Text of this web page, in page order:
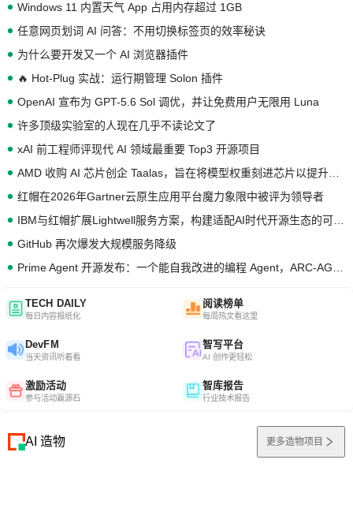
Windows 11 内置天气 App 占用内存超过 1GB
任意网页划词 AI 问答：不用切换标签页的效率秘诀
为什么要开发又一个 AI 浏览器插件
🔥 Hot-Plug 实战：运行期管理 Solon 插件
OpenAI 宣布为 GPT-5.6 Sol 调优，并让免费用户无限用 Luna
许多顶级实验室的人现在几乎不读论文了
xAI 前工程师评现代 AI 领域最重要 Top3 开源项目
红帽在2026年Gartner云原生应用平台魔力象限中被评为领导者
GitHub 再次爆发大规模服务降级
TECH DAILY
每日内容报纸化
阅读榜单
每周热文看这里
DevFM
当天资讯听着看
智写平台
AI 创作更轻松
激励活动
参与活动赢源石
智库报告
行业技术报告
AI 造物 更多造物项目